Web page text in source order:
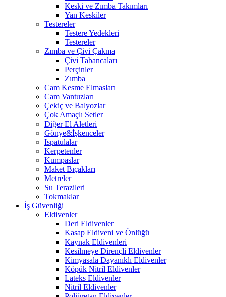
Keski ve Zımba Takımları
Yan Keskiler
Testereler
Testere Yedekleri
Testereler
Zımba ve Çivi Çakma
Çivi Tabancaları
Perçinler
Zımba
Cam Kesme Elmasları
Cam Vantuzları
Çekiç ve Balyozlar
Çok Amaçlı Setler
Diğer El Aletleri
Gönye&İşkenceler
Ispatulalar
Kerpetenler
Kumpaslar
Maket Bıçakları
Metreler
Su Terazileri
Tokmaklar
İş Güvenliği
Eldivenler
Deri Eldivenler
Kasap Eldiveni ve Önlüğü
Kaynak Eldivenleri
Kesilmeye Dirençli Eldivenler
Kimyasala Dayanıklı Eldivenler
Köpük Nitril Eldivenler
Lateks Eldivenler
Nitril Eldivenler